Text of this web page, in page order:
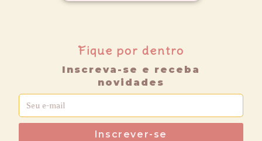
Fique por dentro
Inscreva-se e receba
novidades
Inscrever-se